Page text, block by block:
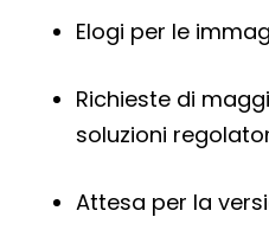
Elogi per le
Richieste di
soluzioni
Attesa per la